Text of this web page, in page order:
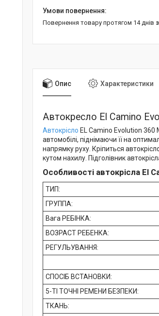
повернення товару протягом 14 днів
Опис Характеристики
Автокресло El Camino
Автокрісло EL Camino Evolution 360
автомобілі, піднімаючи її на
напрямку руху. Кріпиться
кутом нахилу. Підголівник
Особливості автокрісла El
ТИП:
ГРУППА:
Вага РЕБІНКА:
ВОЗРАСТ РЕБЕНКА:
РЕГУЛЬУВАННЯ:
СПОСІБ ВСТАНОВКИ:
5-ТІ ТОЧНІ РЕМЕНИ БЕЗПЕКИ:
ТКАНЬ: